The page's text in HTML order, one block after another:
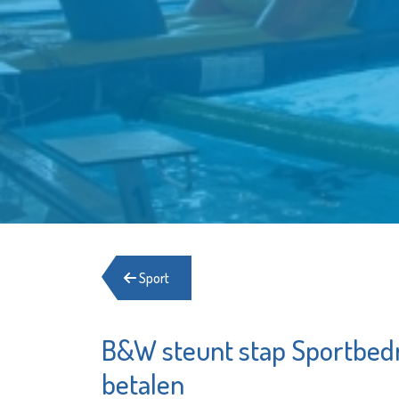
Sport
B&W steunt stap
betalen
Het Goed
Schiedam